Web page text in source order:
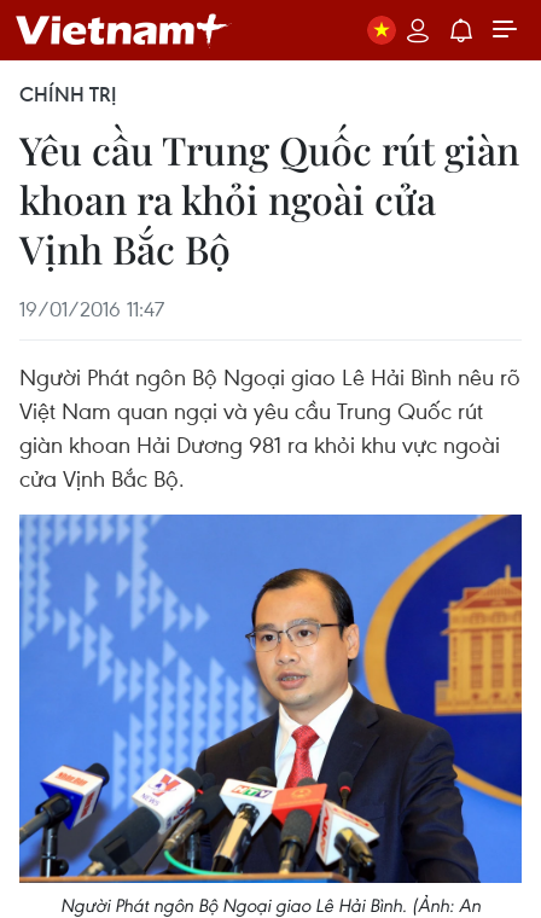
CHÍNH TRỊ
Yêu cầu Trung Quốc rút giàn
khoan ra khỏi ngoài cửa
Vịnh Bắc Bộ
19/01/2016 11:47
Người Phát ngôn Bộ Ngoại giao Lê Hải Bình nêu rõ
Việt Nam quan ngại và yêu cầu Trung Quốc rút
giàn khoan Hải Dương 981 ra khỏi khu vực ngoài
cửa Vịnh Bắc Bộ.
Người Phát ngôn Bộ Ngoại giao Lê Hải Bình. (Ảnh: An